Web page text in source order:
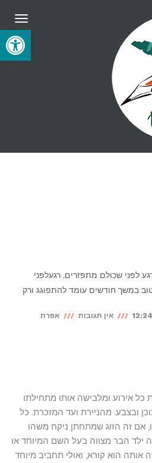
פתח
לפני שכולם מתפזרים, רגעלפני
במשך חודשים עומד להתפוגג ורק
12:24 אין תגובות אפרת
כל אירוע ומלבישה אותו מתחילתו
ובצבע. מהניירת ועד המזכרת. כל
אם זה הזוג שמתחתן ניקח משהו
ילד הבר מצווה בעל השם המיוחד או
אותה הוא קורא, ואולי תחביב מיוחד